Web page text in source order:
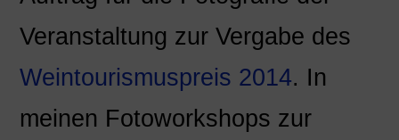
Veranstaltung zur Vergabe des
Weintourismuspreis 2014. In
meinen Fotoworkshops zur